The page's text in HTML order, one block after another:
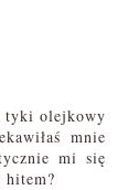
tyki olejkowy
mnie
mi się
hitem?